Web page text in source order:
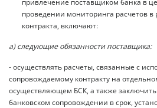
проведении мониторинга расчетов в
контракта, включают:
а) следующие обязанности поставщика:
- осуществлять расчеты, связанные с
сопровождаемому контракту на
осуществляющем БСК, а также заключить
банковском сопровождении в срок,